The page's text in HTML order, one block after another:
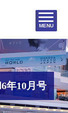
MENU
年10月号